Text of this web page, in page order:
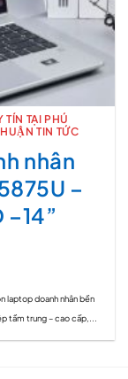
TẠI PHÚ
TIN TỨC
nhân
–
–14”
laptop doanh nhân bền
tầm trung – cao cấp,...